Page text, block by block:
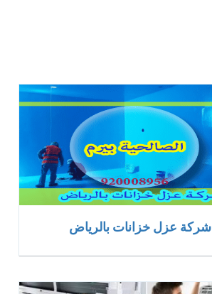
شركة عزل خزانات بالرياض